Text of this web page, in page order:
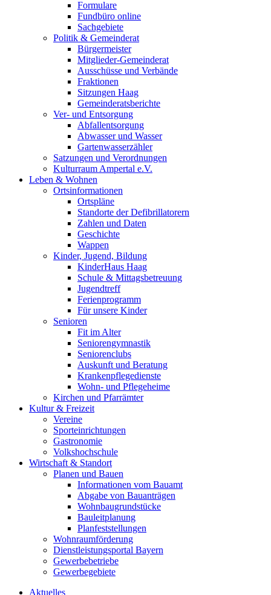
Formulare
Fundbüro online
Sachgebiete
Politik & Gemeinderat
Bürgermeister
Mitglieder-Gemeinderat
Ausschüsse und Verbände
Fraktionen
Sitzungen Haag
Gemeinderatsberichte
Ver- und Entsorgung
Abfallentsorgung
Abwasser und Wasser
Gartenwasserzähler
Satzungen und Verordnungen
Kulturraum Ampertal e.V.
Leben & Wohnen
Ortsinformationen
Ortspläne
Standorte der Defibrillatorern
Zahlen und Daten
Geschichte
Wappen
Kinder, Jugend, Bildung
KinderHaus Haag
Schule & Mittagsbetreuung
Jugendtreff
Ferienprogramm
Für unsere Kinder
Senioren
Fit im Alter
Seniorengymnastik
Seniorenclubs
Auskunft und Beratung
Krankenpflegedienste
Wohn- und Pflegeheime
Kirchen und Pfarrämter
Kultur & Freizeit
Vereine
Sporteinrichtungen
Gastronomie
Volkshochschule
Wirtschaft & Standort
Planen und Bauen
Informationen vom Bauamt
Abgabe von Bauanträgen
Wohnbaugrundstücke
Bauleitplanung
Planfeststellungen
Wohnraumförderung
Dienstleistungsportal Bayern
Gewerbebetriebe
Gewerbegebiete
Aktuelles